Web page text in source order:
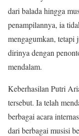
dari balada hingga
penampilannya, ia
mengagumkan, tetapi
dirinya dengan
mendalam.
Keberhasilan Putri
tersebut. Ia telah
berbagai acara
dari berbagai musisi